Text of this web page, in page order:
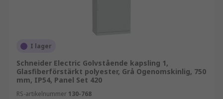
I lager
Schneider Electric Golvstående kapsling 1,
Glasfiberförstärkt polyester, Grå Ogenomskinlig, 750
mm, IP54, Panel Set 420
RS-artikelnummer 130-768